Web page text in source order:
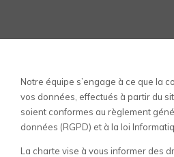
Notre équipe s’engage à ce que la
vos données, effectués à partir du
soient conformes au règlement
données (RGPD) et à la loi
La charte vise à vous informer des